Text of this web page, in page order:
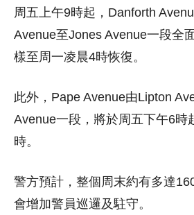
周五上午9時起，Danforth
Avenue至Jones Avenue一段全
樣至周一凌晨4時恢復。
此外，Pape Avenue由Lipton
Avenue一段，將於周五下午6時
時。
警方預計，整個周末約有多達
會增加警員巡邏及駐守。